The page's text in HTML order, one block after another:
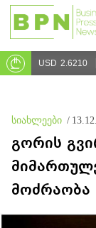
USD 2.6210
სიახლეები /
გორის
მოძრაობა